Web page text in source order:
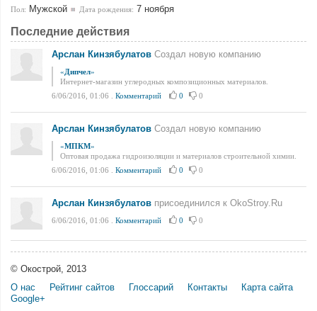
Пол: Мужской Дата рождения: 7 ноября
Последние действия
Арслан Кинзябулатов Создал новую компанию
«Дипчел»
Интернет-магазин углеродных композиционных материалов.
6/06/2016, 01:06
Комментарий 0 0
Арслан Кинзябулатов Создал новую компанию
«МПКМ»
Оптовая продажа гидроизоляции и материалов строительной химии.
6/06/2016, 01:06
Комментарий 0 0
Арслан Кинзябулатов присоединился к OkoStroy.Ru
6/06/2016, 01:06 Комментарий 0 0
© Окострой, 2013
О нас
Рейтинг сайтов Глоссарий Контакты
Карта сайта
Google+